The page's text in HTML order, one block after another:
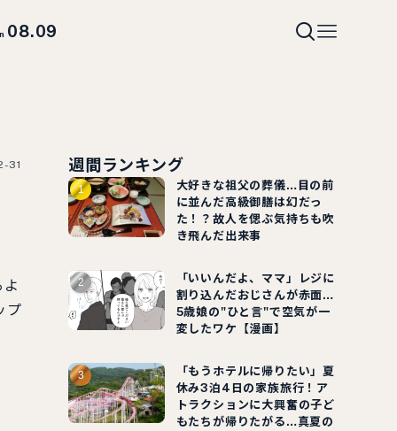
08.09
31
プ
週間ランキング
大好きな祖父の葬儀…目の前
に並んだ高級御膳は幻だっ
た！？故人を偲ぶ気持ちも吹
き飛んだ出来事
「いいんだよ、ママ」レジに
割り込んだおじさんが赤面…
5歳娘の"ひと言"で空気が一
変したワケ【漫画】
「もうホテルに帰りたい」夏
休み3泊4日の家族旅行！ア
トラクションに大興奮の子ど
もたちが帰りたがる…真夏の